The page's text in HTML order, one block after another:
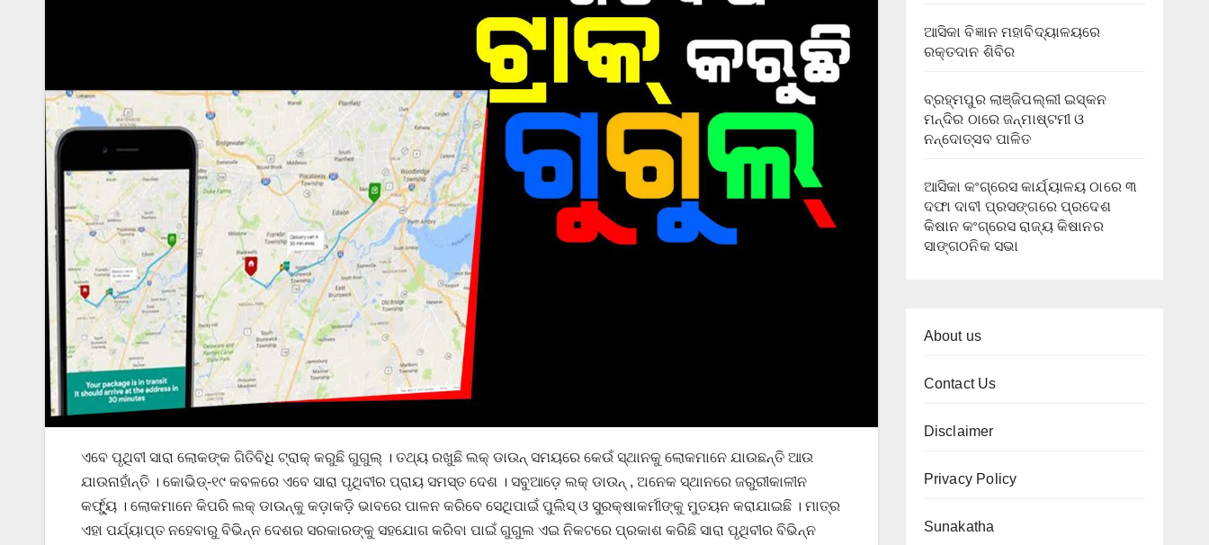
ଏବେ ପୃଥିବୀ ସାରା ଲୋକଙ୍କ ଗିତିବିଧି ଟ୍ରାକ୍ କରୁଛି ଗୁଗୁଲ୍ । ତଥ୍ୟ ରଖୁଛି ଲକ୍ ଡାଉନ୍ ସମୟରେ କେଉଁ ସ୍ଥାନକୁ ଲୋକମାନେ ଯାଉଛନ୍ତି ଆଉ
ଯାଉନାହାଁନ୍ତି । କୋଭିଡ୍‌-୧୯ କବଳରେ ଏବେ ସାରା ପୃଥିବୀର ପ୍ରାୟ ସମସ୍ତ ଦେଶ । ସବୁଆଡ଼େ ଲକ୍ ଡାଉନ୍ , ଅନେକ ସ୍ଥାନରେ ଜରୁରୀକାଳୀନ
କର୍ଫ୍ୟୁ । ଲୋକମାନେ କିପରି ଲକ୍ ଡାଉନ୍‌କୁ କଡ଼ାକଡ଼ି ଭାବରେ ପାଳନ କରିବେ ସେଥିପାଇଁ ପୁଲିସ୍ ଓ ସୁରକ୍ଷାକର୍ମୀଙ୍କୁ ମୁତୟନ କରାଯାଇଛି । ମାତ୍ର
ଏହା ପର୍ଯ୍ୟାପ୍ତ ନହେବାରୁ ବିଭିନ୍ନ ଦେଶର ସରକାରଙ୍କୁ ସହଯୋଗ କରିବା ପାଇଁ ଗୁଗୁଲ ଏଇ ନିକଟରେ ପ୍ରକାଶ କରିଛି ସାରା ପୃଥିବୀର ବିଭିନ୍ନ
ଆସିକା ବିଜ୍ଞାନ ମହାବିଦ୍ୟାଳୟରେ
ରକ୍ତଦାନ ଶିବିର
ବ୍ରହ୍ମପୁର ଲାଞ୍ଜିପଲ୍ଲୀ ଇସ୍କନ
ମନ୍ଦିର ଠାରେ ଜନ୍ମାଷ୍ଟମୀ ଓ
ନନ୍ଦୋତ୍ସବ ପାଳିତ
ଆସିକା କଂଗ୍ରେସ କାର୍ଯ୍ୟାଳୟ ଠାରେ ୩
ଦଫା ଦାବୀ ପ୍ରସଙ୍ଗରେ ପ୍ରଦେଶ
କିଷାନ କଂଗ୍ରେସ ରାଜ୍ୟ କିଷାନର
ସାଙ୍ଗଠନିକ ସଭା
About us
Contact Us
Disclaimer
Privacy Policy
Sunakatha